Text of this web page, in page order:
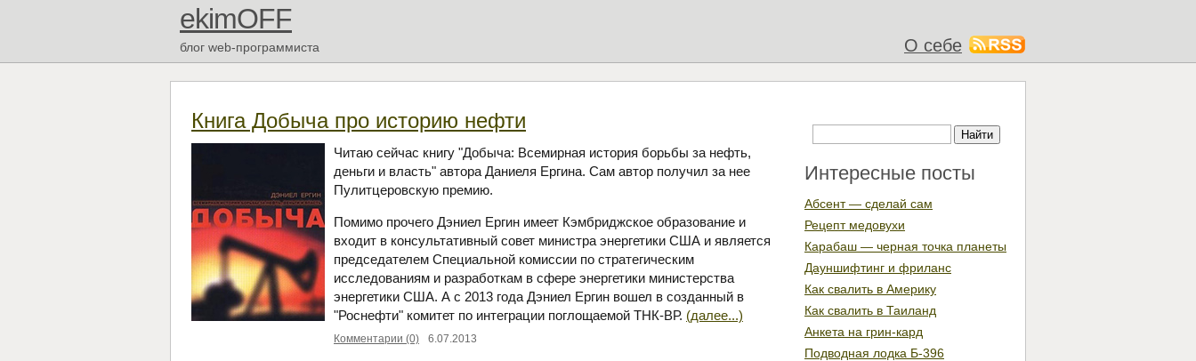
ekimOFF
блог web-программиста О себе
Книга Добыча про историю нефти
Читаю сейчас книгу "Добыча: Всемирная история борьбы за нефть,
деньги и власть" автора Даниеля Ергина. Сам автор получил за нее
Пулитцеровскую премию.
Помимо прочего Дэниел Ергин имеет Кэмбриджское образование и
входит в консультативный совет министра энергетики США и является
председателем Специальной комиссии по стратегическим
исследованиям и разработкам в сфере энергетики министерства
энергетики США. А с 2013 года Дэниел Ергин вошел в созданный в
"Роснефти" комитет по интеграции поглощаемой ТНК-ВР. (далее...)
Комментарии (0) 6.07.2013
Интересные посты
Абсент — сделай сам
Рецепт медовухи
Карабаш — черная точка планеты
Дауншифтинг и фриланс
Как свалить в Америку
Как свалить в Таиланд
Анкета на грин-кард
Подводная лодка Б-396